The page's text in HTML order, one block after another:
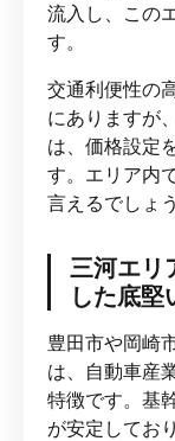
流入し、この
す。
交通利便性の
にありますが
は、価格設定
す。エリア内
言えるでしょう
三河エリ
した底堅
豊田市や岡崎
は、自動車産
特徴です。基
が安定してお